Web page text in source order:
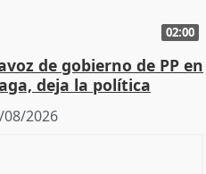
02:00
de gobierno de PP en
deja la política
08/2026